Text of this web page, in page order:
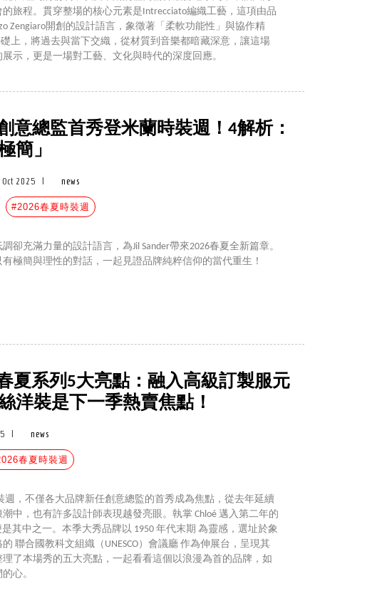
旅程。貫穿整場的核心元素是Intrecciato編織工藝，這項由品
Zengiaro開創的設計語言，象徵著「柔軟功能性」與協作精
上，將過去與當下交織，從材質到音樂都暗藏深意，讓這場
示，更是一場對工藝、文化與時代的深度回應。
意總監首秀登米蘭時裝週！4解析：
簡」
Oct 2025 news
#2026春夏時裝週
調卻充滿力量的設計語言，為Jil Sander帶來2026春夏全新篇章。
極簡與理性的對話，一起見證品牌純粹信仰的當代重生！
夏系列5大亮點：融入高級訂製服元
洋裝是下一季熱賣焦點！
news
春夏時裝週
週，不僅各大品牌新任創意總監的首秀成為焦點，從去年延續
中，也有許多設計師表現越發亮眼。執掌 Chloé 邁入第二年的
是其中之一。本季大秀品牌以 1950 年代末期 為靈感，選址於象
聯合國教科文組織（UNESCO）會議廳 作為伸展台，呈現其
了本場秀的五大亮點，一起看看這個以浪漫為首的品牌，如
心。